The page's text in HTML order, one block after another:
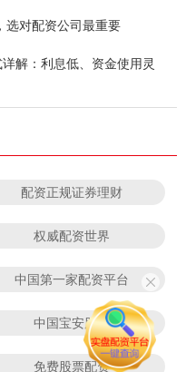
选对配资公司最重要
解：利息低、资金使用灵
配资正规证券理财
权威配资世界
中国第一家配资平台
中国宝安股票
免费股票配资